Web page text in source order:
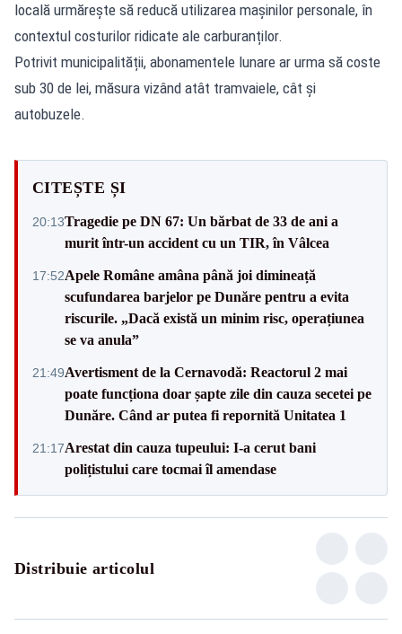
locală urmărește să reducă utilizarea mașinilor personale, în
contextul costurilor ridicate ale carburanților.
Potrivit municipalității, abonamentele lunare ar urma să coste
sub 30 de lei, măsura vizând atât tramvaiele, cât și
autobuzele.
CITEȘTE ȘI
20:13Tragedie pe DN 67: Un bărbat de 33 de ani a
murit într-un accident cu un TIR, în Vâlcea
17:52Apele Române amâna până joi dimineață
scufundarea barjelor pe Dunăre pentru a evita
riscurile. „Dacă există un minim risc, operațiunea
se va anula”
21:49Avertisment de la Cernavodă: Reactorul 2 mai
poate funcționa doar șapte zile din cauza secetei pe
Dunăre. Când ar putea fi repornită Unitatea 1
21:17Arestat din cauza tupeului: I-a cerut bani
polițistului care tocmai îl amendase
Distribuie articolul